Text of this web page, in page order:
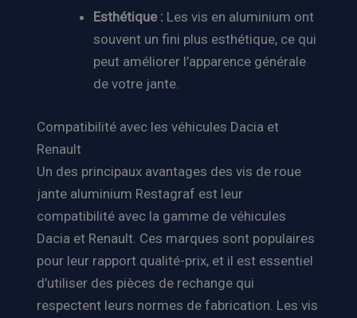
Esthétique : Les vis en aluminium ont
souvent un fini plus esthétique, ce qui
peut améliorer l’apparence générale
de votre jante.
Compatibilité avec les véhicules Dacia et
Renault
Un des principaux avantages des vis de roue
jante aluminium Restagraf est leur
compatibilité avec la gamme de véhicules
Dacia et Renault. Ces marques sont populaires
pour leur rapport qualité-prix, et il est essentiel
d’utiliser des pièces de rechange qui
respectent leurs normes de fabrication. Les vis